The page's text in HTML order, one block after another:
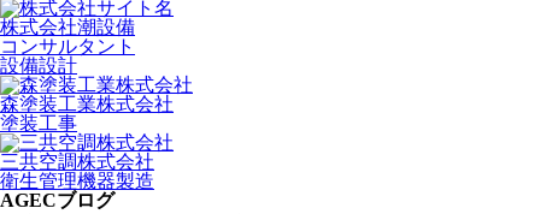
株式会社潮設備
コンサルタント
設備設計
森塗装工業株式会社
塗装工事
三共空調株式会社
衛生管理機器製造
AGECブログ